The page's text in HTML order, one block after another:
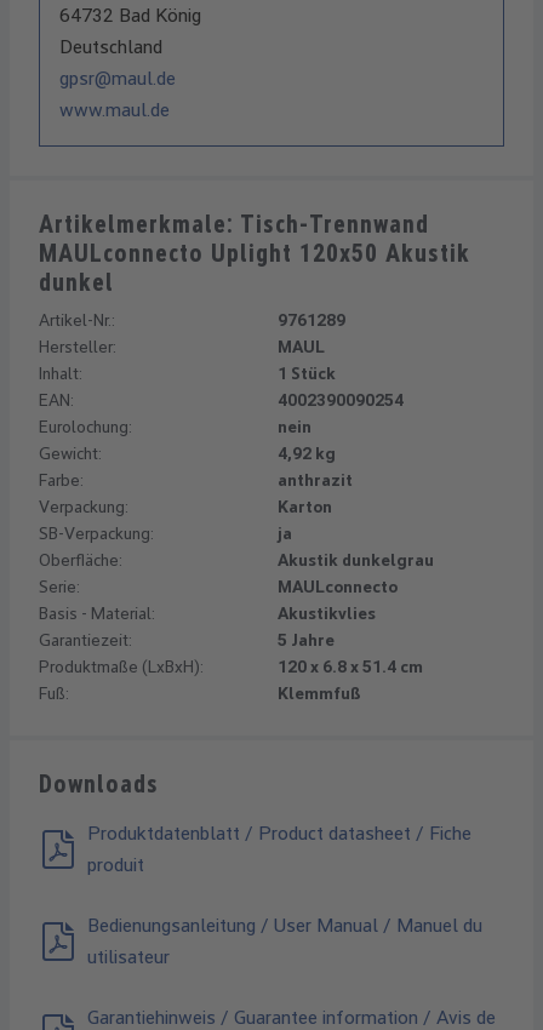
64732 Bad König
Deutschland
gpsr@maul.de
www.maul.de
Artikelmerkmale: Tisch-Trennwand
MAULconnecto Uplight 120x50 Akustik
dunkel
Artikel-Nr.:
9761289
Hersteller:
MAUL
Inhalt:
1 Stück
EAN:
4002390090254
Eurolochung:
nein
Gewicht:
4,92 kg
Farbe:
anthrazit
Verpackung:
Karton
SB-Verpackung:
ja
Oberfläche:
Akustik dunkelgrau
Serie:
MAULconnecto
Basis - Material:
Akustikvlies
Garantiezeit:
5 Jahre
Produktmaße (LxBxH):
120 x 6.8 x 51.4 cm
Fuß:
Klemmfuß
Downloads
Produktdatenblatt / Product datasheet / Fiche
produit
Bedienungsanleitung / User Manual / Manuel du
utilisateur
Garantiehinweis / Guarantee information / Avis de